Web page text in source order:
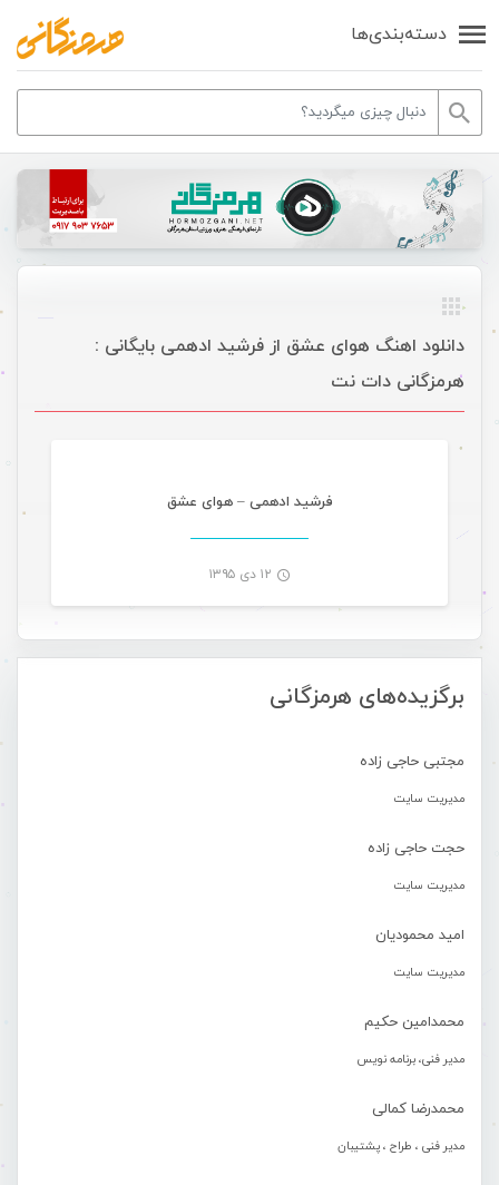
دسته‌بندی‌ها
برگزیده‌های هرمزگانی
مجتبی حاجی زاده
مدیریت سایت
حجت حاجی زاده
مدیریت سایت
امید محمودیان
مدیریت سایت
محمدامین حکیم
مدیر فنی، برنامه نویس
محمدرضا کمالی
مدیر فنی ، طراح ، پشتیبان
دانلود اهنگ هوای عشق از فرشید ادهمی بایگانی :
هرمزگانی دات نت
فرشید ادهمی – هوای عشق
۱۲ دی ۱۳۹۵